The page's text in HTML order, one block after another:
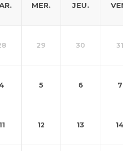
MER. JEU.
29 30 31
5 6 7
11 12 13 14